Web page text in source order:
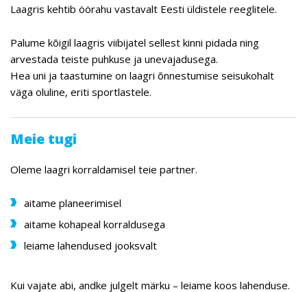
Laagris kehtib öörahu vastavalt Eesti üldistele reeglitele.
Palume kõigil laagris viibijatel sellest kinni pidada ning
arvestada teiste puhkuse ja unevajadusega.
Hea uni ja taastumine on laagri õnnestumise seisukohalt
väga oluline, eriti sportlastele.
Meie tugi
Oleme laagri korraldamisel teie partner.
aitame planeerimisel
aitame kohapeal korraldusega
leiame lahendused jooksvalt
Kui vajate abi, andke julgelt märku – leiame koos lahenduse.